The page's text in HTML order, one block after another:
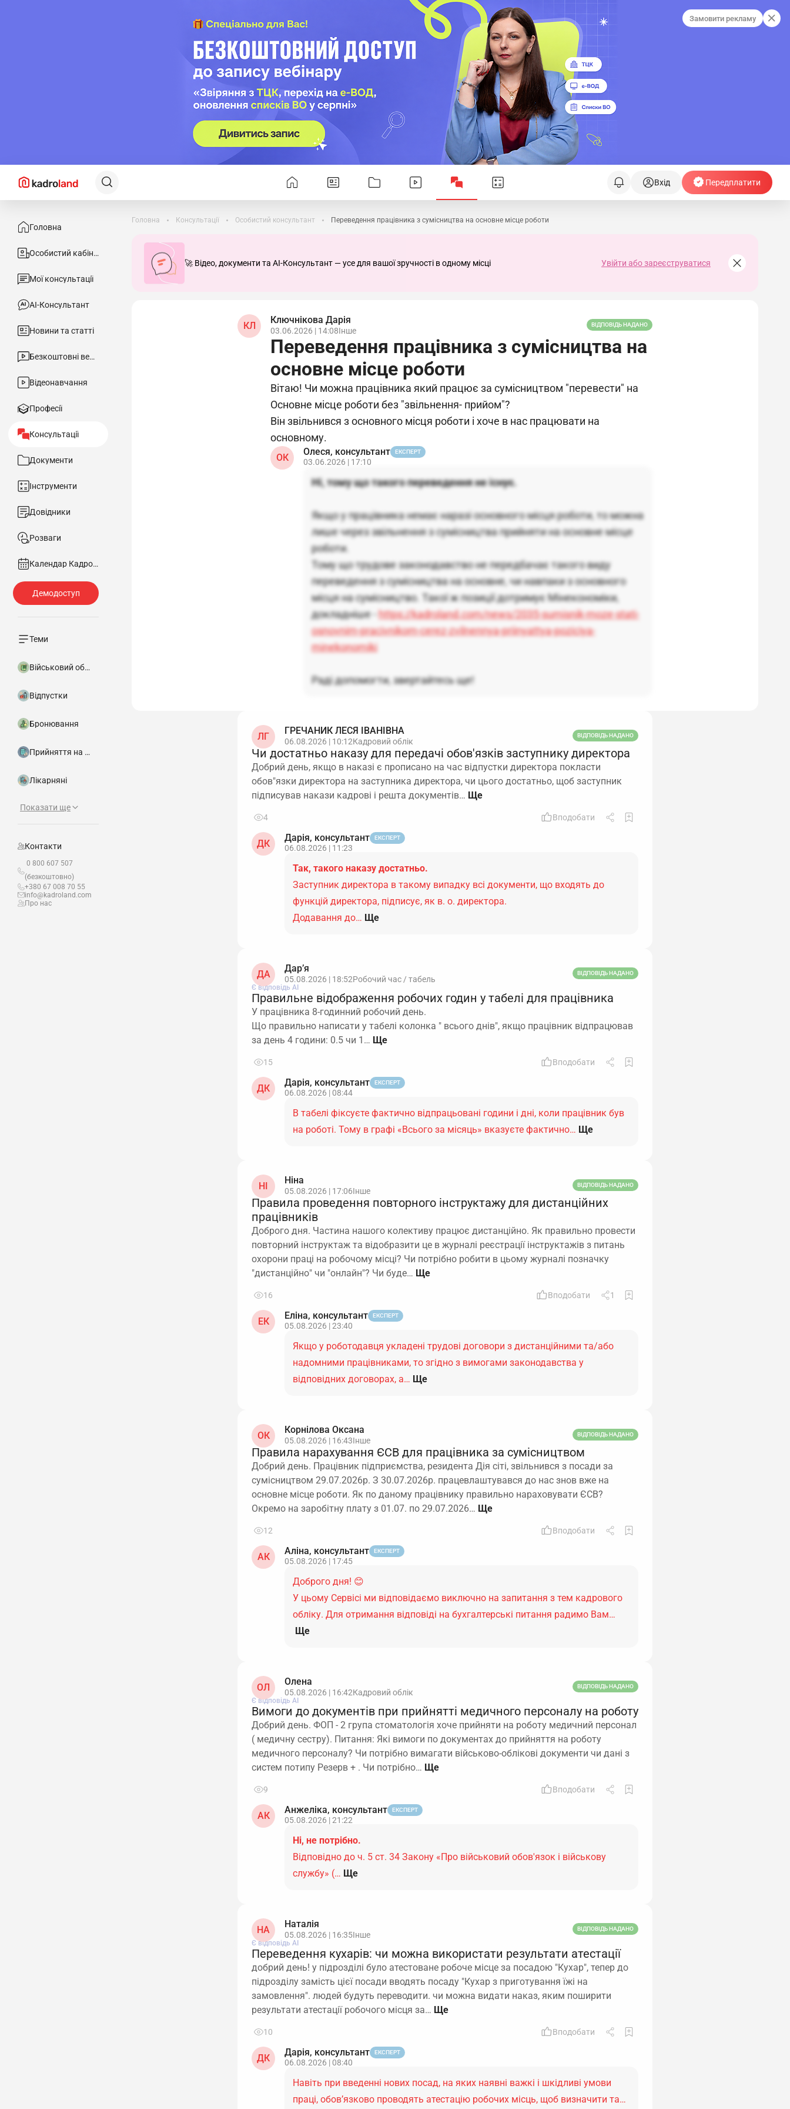
Замовити рекламу
Вхід Передплатити
Головна
Особистий кабінет
Мої консультації
АІ-Консультант
Новини та статті
Безкоштовні вебінари
Відеонавчання
Професії
Консультації
Документи
Інструменти
Довідники
Розваги
Календар Кадровика
Теми
Військовий облік
Відпустки
Бронювання
Прийняття на роботу
Лікарняні
Показати ще
Контакти
0 800 607 507
(безкоштовно)
+380 67 008 70 55
info@kadroland.com
Про нас
Головна Консультації Особистий консультант Переведення працівника з сумісництва на основне місце роботи
🚀 Відео, документи та AI-Консультант — усе для вашої зручності в одному місці Увійти або зареєструватися
КЛ
Ключнікова Дарія
03.06.2026 | 14:08Інше
ВІДПОВІДЬ НАДАНО
Переведення працівника з сумісництва на
основне місце роботи
Вітаю! Чи можна працівника який працює за сумісництвом "перевести" на
Основне місце роботи без "звільнення- прийом"?
Він звільнився з основного місця роботи і хоче в нас працювати на
основному.
ОК
Олеся, консультант ЕКСПЕРТ
03.06.2026 | 17:10
Ні, тому що такого переведення не існує.
Якщо у працівника немає наразі основного місця роботи, то можна
лише через звільнення з сумісництва прийняти на основне місце
роботи.
Тому що трудове законодавство не передбачає такого виду
переведення з сумісництва на основне, чи навпаки з основного
місця на сумісництво. Такої ж позиції дотримує Мінекономіки,
докладніше - https://kadroland.com/news/2035-sumisnik-moze-stati-
osnovnim-pracivnikom-cerez-zvilnennya-priinyattya-poziciya-
minekonomiki
Раді допомогти, звертайтесь ще!
ЛГ
ГРЕЧАНИК ЛЕСЯ ІВАНІВНА
06.08.2026 | 10:12Кадровий облік
ВІДПОВІДЬ НАДАНО
Чи достатньо наказу для передачі обов'язків заступнику директора
Добрий день, якщо в наказі є прописано на час відпустки директора покласти
обов"язки директора на заступника директора, чи цього достатньо, щоб заступник
підписував накази кадрові і решта документів…
4 Вподобати
ДК
Дарія, консультант ЕКСПЕРТ
06.08.2026 | 11:23
Так, такого наказу достатньо.
Заступник директора в такому випадку всі документи, що входять до
функцій директора, підписує, як в. о. директора.
Додавання до… Ще
ДА
Дар’я
05.08.2026 | 18:52Робочий час / табель
ВІДПОВІДЬ НАДАНО
Є відповідь АІ
Правильне відображення робочих годин у табелі для працівника
У працівника 8-годинний робочий день.
Що правильно написати у табелі колонка " всього днів", якщо працівник відпрацював
за день 4 години: 0.5 чи 1…
15 Вподобати
ДК
Дарія, консультант ЕКСПЕРТ
06.08.2026 | 08:44
В табелі фіксуєте фактично відпрацьовані години і дні, коли працівник був
на роботі. Тому в графі «Всього за місяць» вказуєте фактично… Ще
НІ
Ніна
05.08.2026 | 17:06Інше
ВІДПОВІДЬ НАДАНО
Правила проведення повторного інструктажу для дистанційних
працівників
Доброго дня. Частина нашого колективу працює дистанційно. Як правильно провести
повторний інструктаж та відобразити це в журналі реєстрації інструктажів з питань
охорони праці на робочому місці? Чи потрібно робити в цьому журналі позначку
"дистанційно" чи "онлайн"? Чи буде…
16 Вподобати 1
ЕК
Еліна, консультант ЕКСПЕРТ
05.08.2026 | 23:40
Якщо у роботодавця укладені трудові договори з дистанційними та/або
надомними працівниками, то згідно з вимогами законодавства у
відповідних договорах, а… Ще
ОК
Корнілова Оксана
05.08.2026 | 16:43Інше
ВІДПОВІДЬ НАДАНО
Правила нарахування ЄСВ для працівника за сумісництвом
Добрий день. Працівник підприємства, резидента Дія сіті, звільнився з посади за
сумісництвом 29.07.2026р. З 30.07.2026р. працевлаштувався до нас знов вже на
основне місце роботи. Як по даному працівнику правильно нараховувати ЄСВ?
Окремо на заробітну плату з 01.07. по 29.07.2026…
12 Вподобати
АК
Аліна, консультант ЕКСПЕРТ
05.08.2026 | 17:45
Доброго дня! 😊
У цьому Сервісі ми відповідаємо виключно на запитання з тем кадрового
обліку. Для отримання відповіді на бухгалтерські питання радимо Вам…
Ще
ОЛ
Олена
05.08.2026 | 16:42Кадровий облік
ВІДПОВІДЬ НАДАНО
Є відповідь АІ
Вимоги до документів при прийнятті медичного персоналу на роботу
Добрий день. ФОП - 2 група стоматологія хоче прийняти на роботу медичний персонал
( медичну сестру). Питання: Які вимоги по документах до прийняття на роботу
медичного персоналу? Чи потрібно вимагати військово-облікові документи чи дані з
систем потипу Резерв + . Чи потрібно…
9 Вподобати
АК
Анжеліка, консультант ЕКСПЕРТ
05.08.2026 | 21:22
Ні, не потрібно.
Відповідно до ч. 5 ст. 34 Закону «Про військовий обов'язок і військову
службу» (… Ще
НА
Наталія
05.08.2026 | 16:35Інше
ВІДПОВІДЬ НАДАНО
Є відповідь АІ
Переведення кухарів: чи можна використати результати атестації
добрий день! у підрозділі було атестоване робоче місце за посадою "Кухар", тепер до
підрозділу замість цієї посади вводять посаду "Кухар з приготування їжі на
замовлення". людей будуть переводити. чи можна видати наказ, яким поширити
результати атестації робочого місця за…
10 Вподобати
ДК
Дарія, консультант ЕКСПЕРТ
06.08.2026 | 08:40
Навіть при введенні нових посад, на яких наявні важкі і шкідливі умови
праці, обов’язково проводять атестацію робочих місць, щоб визначити та…